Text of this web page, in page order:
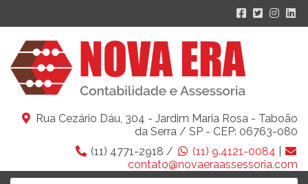
Rua Cezário Dáu, 304 - Jardim Maria Rosa - Taboão
da Serra / SP - CEP: 06763-080
(11) 4771-2918 /
(11) 9.4121-0084
contato@novaeraassessoria.com